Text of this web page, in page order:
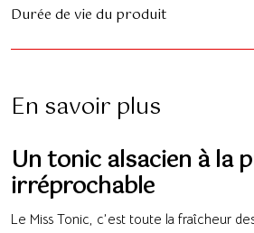
Durée de vie du produit
En savoir plus
Un tonic alsacien à la
irréprochable
Le Miss Tonic, c’est toute la fraîcheur